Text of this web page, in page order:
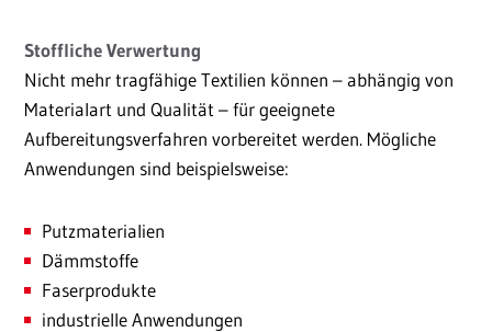
Stoffliche Verwertung
Nicht mehr tragfähige Textilien können – abhängig von
Materialart und Qualität – für geeignete
Aufbereitungsverfahren vorbereitet werden. Mögliche
Anwendungen sind beispielsweise:
Putzmaterialien
Dämmstoffe
Faserprodukte
industrielle Anwendungen